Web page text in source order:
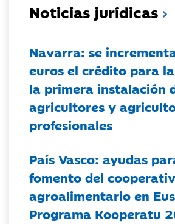
Noticias jurídicas
Navarra: se
euros el crédito para
la primera instalación
agricultores y
profesionales
País Vasco: ayudas
fomento del
agroalimentario en
Programa Kooperatu